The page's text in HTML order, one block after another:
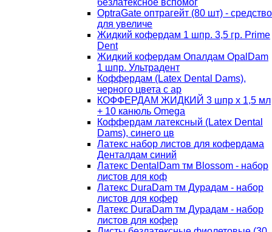
безлатексное вспомог
OptraGate оптрагейт (80 шт) - средство
для увеличе
Жидкий кофердам 1 шпр. 3,5 гр. Prime
Dent
Жидкий кофердам Опалдам OpalDam
1 шпр. Ультрадент
Коффердам (Latex Dental Dams),
черного цвета с ар
КОФФЕРДАМ ЖИДКИЙ 3 шпр х 1,5 мл
+ 10 канюль Omega
Коффердам латексный (Latex Dental
Dams), синего цв
Латекс набор листов для кофердама
Денталдам синий
Латекс DentalDam тм Blossom - набор
листов для коф
Латекс DuraDam тм Дурадам - набор
листов для кофер
Латекс DuraDam тм Дурадам - набор
листов для кофер